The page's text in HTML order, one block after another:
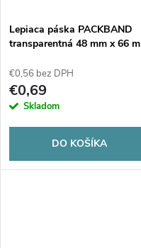
o
v
v
Lepiaca páska PACKBAND
transparentná 48 mm x 66 m
€0,56 bez DPH
€0,69
Skladom
DO KOŠÍKA